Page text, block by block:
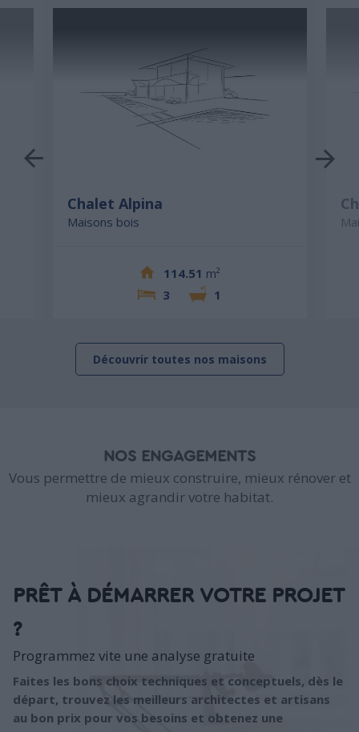
Chalet Alpina
Maisons bois
114.51 m²
3
1
Découvrir toutes nos maisons
NOS ENGAGEMENTS
Vous permettre de mieux construire, mieux rénover et
mieux agrandir votre habitat.
PRÊT À DÉMARRER VOTRE PROJET
?
Programmez vite une analyse gratuite
Faites les bons choix techniques et conceptuels, dès le
départ, trouvez les meilleurs architectes et artisans
au bon prix pour vos besoins et obtenez une